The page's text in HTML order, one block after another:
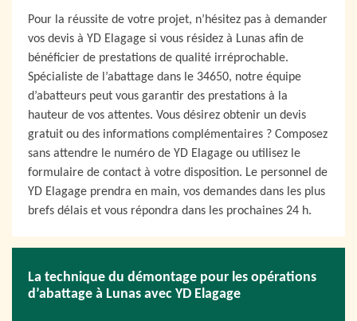
Pour la réussite de votre projet, n’hésitez pas à demander
vos devis à YD Elagage si vous résidez à Lunas afin de
bénéficier de prestations de qualité irréprochable.
Spécialiste de l’abattage dans le 34650, notre équipe
d’abatteurs peut vous garantir des prestations à la
hauteur de vos attentes. Vous désirez obtenir un devis
gratuit ou des informations complémentaires ? Composez
sans attendre le numéro de YD Elagage ou utilisez le
formulaire de contact à votre disposition. Le personnel de
YD Elagage prendra en main, vos demandes dans les plus
brefs délais et vous répondra dans les prochaines 24 h.
La technique du démontage pour les opérations
d’abattage à Lunas avec YD Elagage